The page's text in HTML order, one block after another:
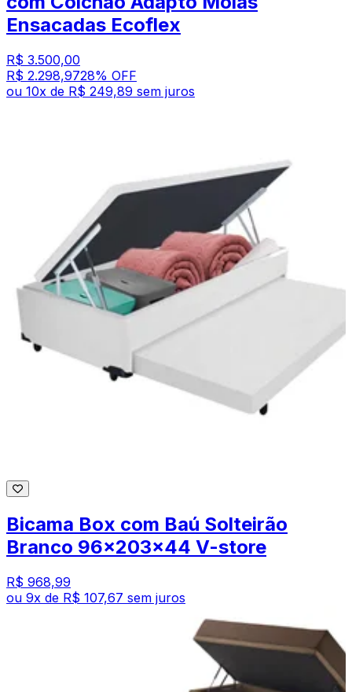
Ensacadas Ecoflex
R$ 3.500,00
R$ 2.298,9728% OFF
ou 10x de R$ 249,89 sem juros
Bicama Box com Baú Solteirão
Branco 96x203x44 V-store
R$ 968,99
ou 9x de R$ 107,67 sem juros